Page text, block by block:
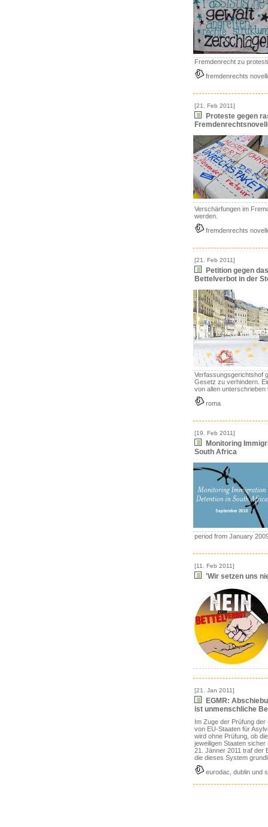
Fremdenrecht zu
fremdenrechts
[21. Feb 2011]
Proteste gegen
Verschärfungen im
werden.
fremdenrechts
[21. Feb 2011]
Petition gegen
Bettelverbot in der
Verfassungsgerichtshof
Gesetz zu verhindern.
von allen unterschrieben
roma
[19. Feb 2011]
Monitoring
South Africa
period from January
[11. Feb 2011]
'Wir setzen uns
[21. Jan 2011]
EGMR:
ist unmenschliche
Im Zuge der Prüfung
von EU-Staaten für
wird ohne Prüfung, ob
jeweiligen Staaten
21. Jänner 2011 traf der
die dieses System
eurodac, dublin und